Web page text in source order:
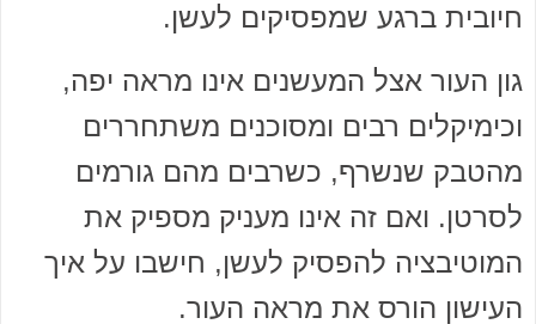
חיובית ברגע שמפסיקים לעשן.
גון העור אצל המעשנים אינו מראה יפה,
וכימיקלים רבים ומסוכנים משתחררים
מהטבק שנשרף, כשרבים מהם גורמים
לסרטן. ואם זה אינו מעניק מספיק את
המוטיבציה להפסיק לעשן, חישבו על איך
העישון הורס את מראה העור.